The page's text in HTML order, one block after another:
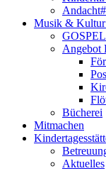
Musik &
Angebot
Bücherei
Mitmachen
Aktuelles